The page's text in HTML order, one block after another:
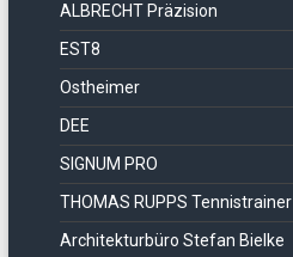
ALBRECHT Präzision
EST8
Ostheimer
DEE
SIGNUM PRO
THOMAS RUPPS Tennistrainer
Architekturbüro Stefan Bielke